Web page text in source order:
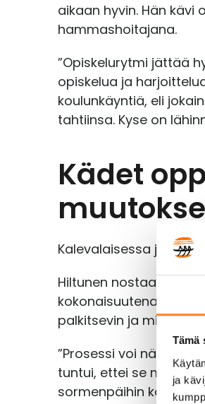
Tämä
ja
aikaan hyvin. Hän kävi
hammashoitajana.
”Opiskelurytmi jättää
opiskelua ja
koulunkäyntiä, eli
tahtiinsa. Kyse on
Kädet
Kalevalaisessa
Hiltunen nostaa
kokonaisuutena, mikä
palkitsevin ja
”Prosessi voi näyttää
tuntui, ettei se mene
sormenpäihin kasvaa